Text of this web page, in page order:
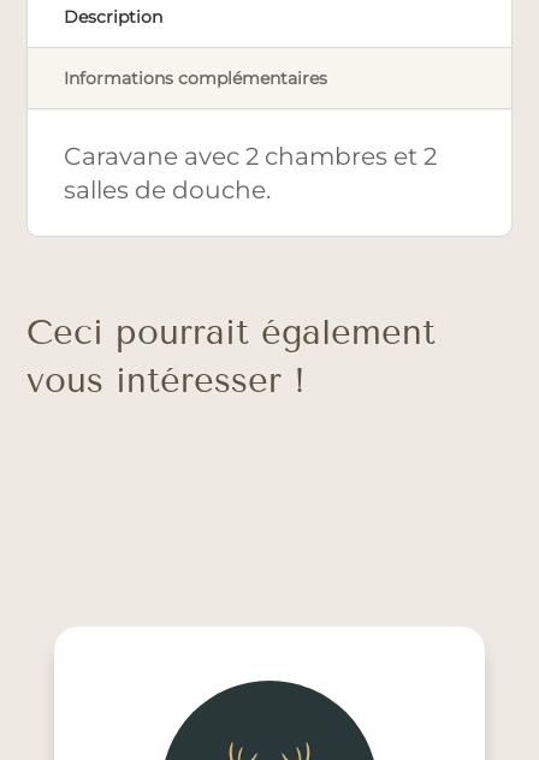
Description
Informations complémentaires
Caravane avec 2 chambres et 2
salles de douche.
Ceci pourrait également
vous intéresser !